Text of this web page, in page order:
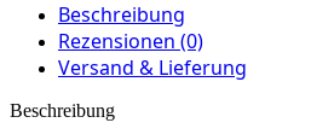
Beschreibung
Rezensionen (0)
Versand & Lieferung
Beschreibung